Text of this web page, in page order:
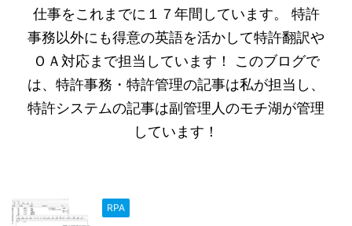
仕事をこれまでに１７年間しています。 特許
事務以外にも得意の英語を活かして特許翻訳や
ＯＡ対応まで担当しています！ このブログで
は、特許事務・特許管理の記事は私が担当し、
特許システムの記事は副管理人のモチ湖が管理
しています！
RPA